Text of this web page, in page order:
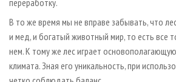
В то же время мы не вправе забывать, что
и мед, и богатый животный мир, то есть все
нем. К тому же лес играет
климата. Зная его уникальность, при